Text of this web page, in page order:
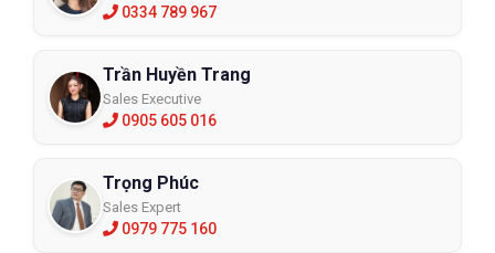
0334 789 967
Trần Huyền Trang
Sales Executive
0905 605 016
Trọng Phúc
Sales Expert
0979 775 160